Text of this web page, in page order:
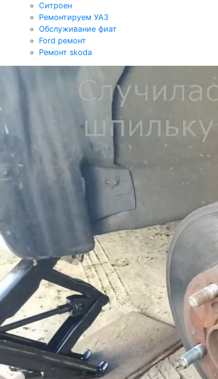
Ситроен
Ремонтируем УАЗ
Обслуживание фиат
Ford ремонт
Ремонт skoda